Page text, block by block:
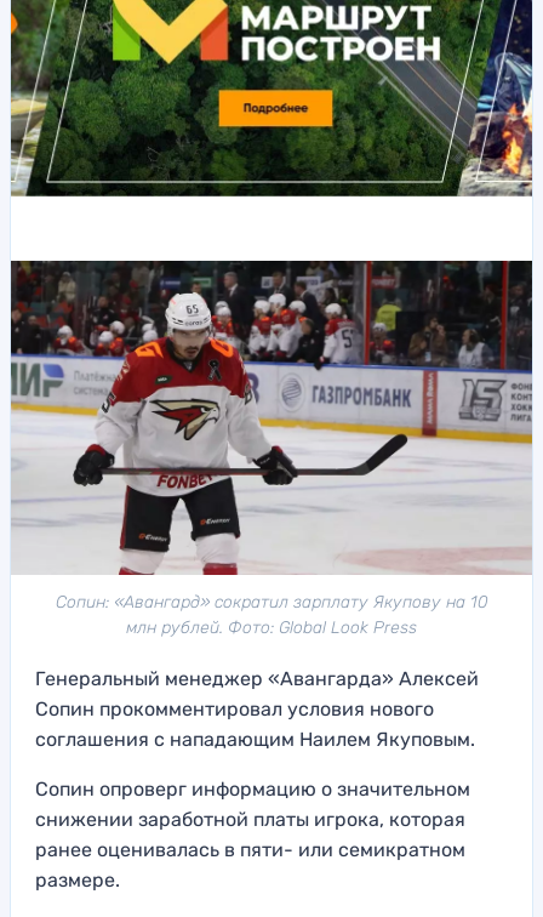
Сопин: «Авангард» сократил зарплату Якупову на 10
млн рублей. Фото: Global Look Press
Генеральный менеджер «Авангарда» Алексей
Сопин прокомментировал условия нового
соглашения с нападающим Наилем Якуповым.
Сопин опроверг информацию о значительном
снижении заработной платы игрока, которая
ранее оценивалась в пяти- или семикратном
размере.